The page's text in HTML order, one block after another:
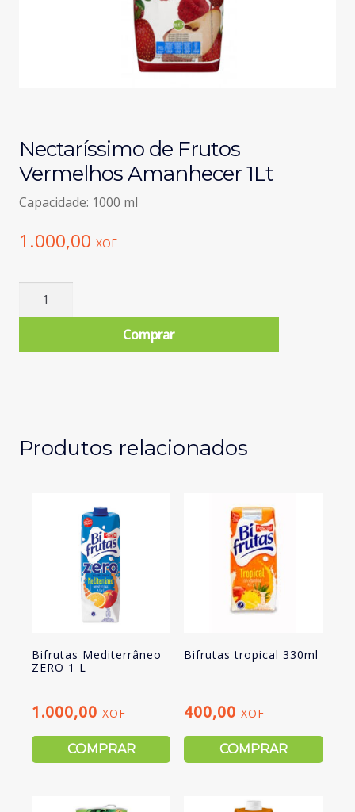
Nectaríssimo de Frutos
Vermelhos Amanhecer 1Lt
Capacidade: 1000 ml
1.000,00 XOF
Quantidade
de
Comprar
Produtos relacionados
Bifrutas Mediterrâneo
ZERO 1 L
1.000,00 XOF
COMPRAR
Bifrutas tropical 330ml
400,00XOF
COMPRAR